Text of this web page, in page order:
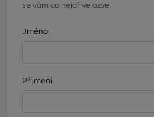
se vám co nejdříve ozve.
Jméno
Příjmení